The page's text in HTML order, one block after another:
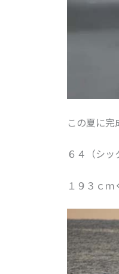
この夏に完
６４（シッ
１９３ｃｍ